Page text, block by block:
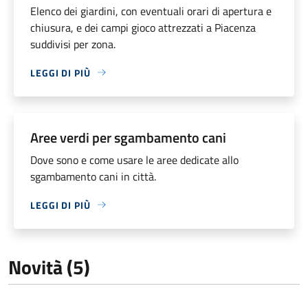
Elenco dei giardini, con eventuali orari di apertura e
chiusura, e dei campi gioco attrezzati a Piacenza
suddivisi per zona.
LEGGI DI PIÙ
Aree verdi per sgambamento cani
Dove sono e come usare le aree dedicate allo
sgambamento cani in città.
LEGGI DI PIÙ
Novità (5)